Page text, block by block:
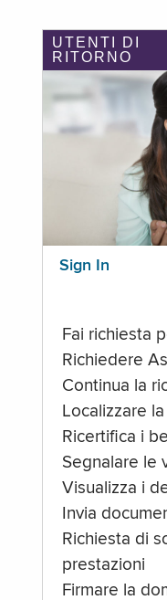
UTENTI DI
RITORNO
Sign In
Fai richiesta
Richiedere
Continua la
Localizzare
Ricertifica i
Segnalare le
Visualizza i
Invia
Richiesta di
prestazioni
Firmare la